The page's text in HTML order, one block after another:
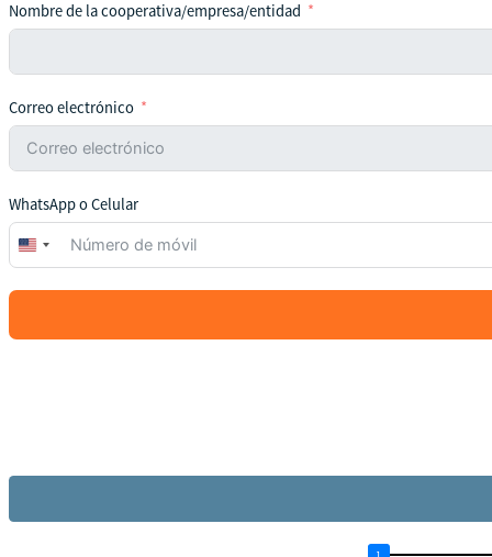
Nombre de la cooperativa/empresa/entidad
Correo electrónico
WhatsApp o Celular
United
States
+1